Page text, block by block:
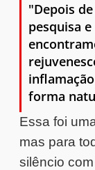
"Depois
pesquisa
forma
Essa foi
mas para
silêncio